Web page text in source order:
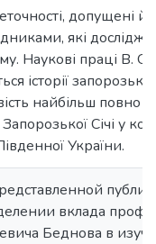
допущені
які
Наукові праці В. О.
історії
найбільш повно
Запорозької Січі у
України.
вклада
Беднова в